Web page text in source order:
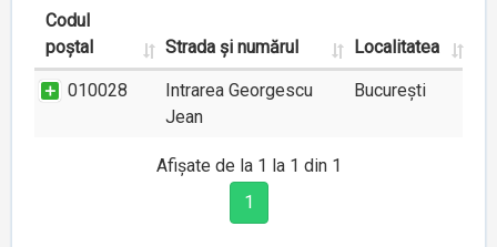
Codul
poștal
Strada și numărul Localitatea
010028
Intrarea Georgescu
Jean
București
Afișate de la 1 la 1 din 1
1